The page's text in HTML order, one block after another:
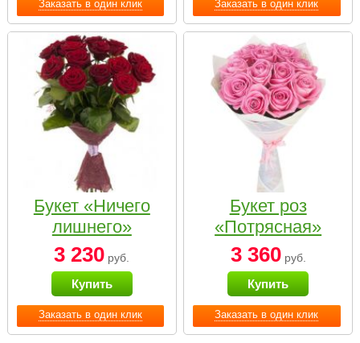
Заказать в один клик Заказать в один клик
Заказать в один клик
Букет «Ничего
лишнего»
3 230 руб.
Купить
Заказать в один клик
Букет роз
«Потрясная»
3 360руб.
Купить